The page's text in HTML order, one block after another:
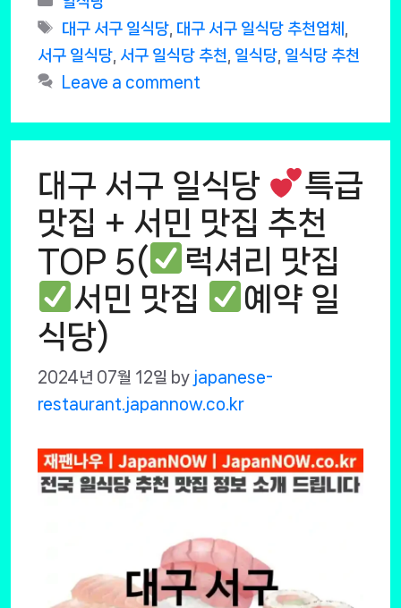
Tags
대구 서구 일식당 대구 서구 일식당 추천업체
서구 일식당 서구 일식당 추천 일식당 일식당 추천
Leave a comment
대구 서구 일식당
특급
맛집 + 서민 맛집 추천
TOP 5(
럭셔리 맛집
서민 맛집
예약 일
식당)
2024년 07월 12일 by japanese-
restaurant.japannow.co.kr